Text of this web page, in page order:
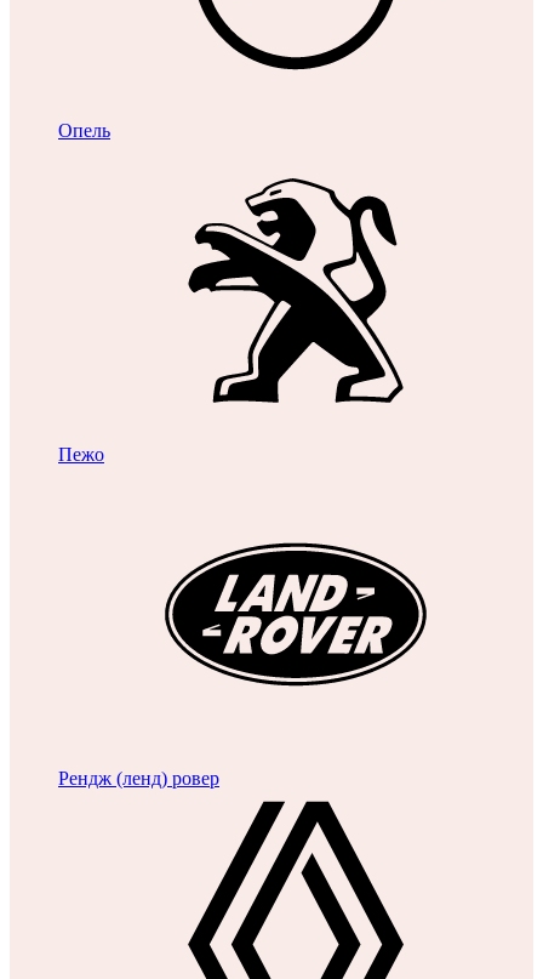
Опель
Пежо
Рендж (ленд) ровер